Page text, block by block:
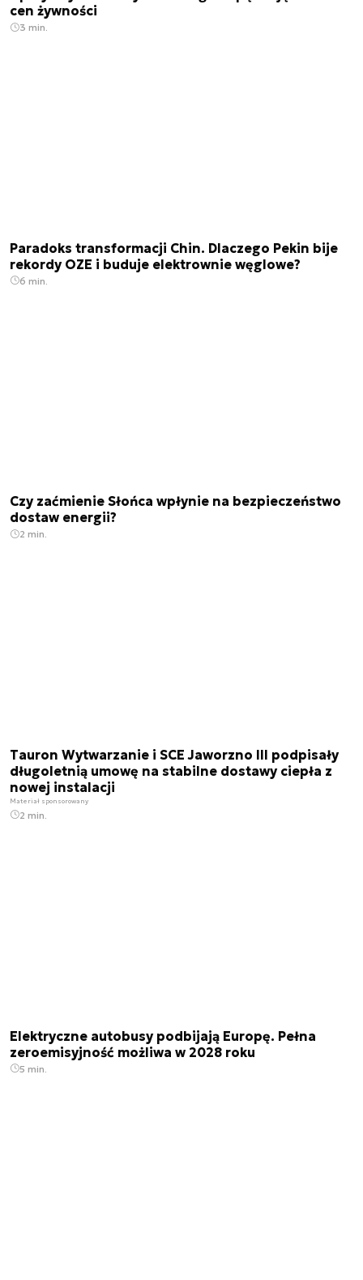
cen żywności
3 min.
Paradoks transformacji Chin. Dlaczego Pekin bije
rekordy OZE i buduje elektrownie węglowe?
6 min.
Czy zaćmienie Słońca wpłynie na bezpieczeństwo
dostaw energii?
2 min.
Tauron Wytwarzanie i SCE Jaworzno III podpisały
długoletnią umowę na stabilne dostawy ciepła z
nowej instalacji
Materiał sponsorowany
2 min.
Elektryczne autobusy podbijają Europę. Pełna
zeroemisyjność możliwa w 2028 roku
5 min.